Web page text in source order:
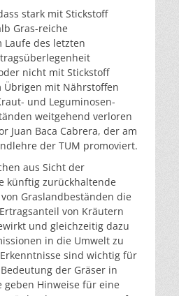
stark mit Stickstoff
Gras-reiche
Laufe des letzten
nicht mit Stickstoff
Übrigen mit Nährstoffen
und Leguminosen-
weitgehend verloren
Juan Baca Cabrera, der am
der TUM promoviert.
aus Sicht der
künftig zurückhaltende
Graslandbeständen die
von Kräutern
und gleichzeitig dazu
in die Umwelt zu
sind wichtig für
der Gräser in
geben Hinweise für eine